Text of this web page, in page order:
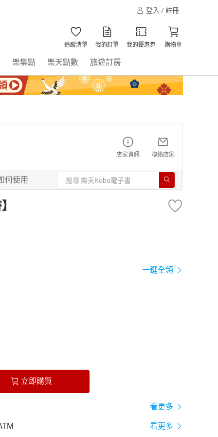
登入 / 註冊
追蹤清單 我的訂單 我的優惠券 購物車
樂集點 樂天點數 旅遊訂房
店家資訊 聯絡店家
何使用
一鍵全領
立即購買
看更多
看更多